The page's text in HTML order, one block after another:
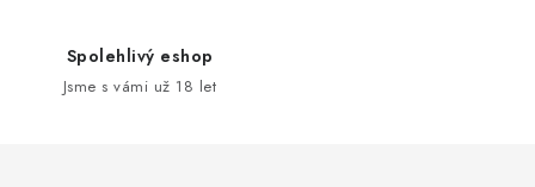
Spolehlivý eshop
Jsme s vámi už 18 let